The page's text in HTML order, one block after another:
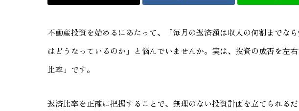
不動産投資を始めるにあたって、「毎月の返済額は収入の何割までな
はどうなっているのか」と悩んでいませんか。実は、投資の成否を左
比率」です。
返済比率を正確に把握することで、無理のない投資計画を立てられる